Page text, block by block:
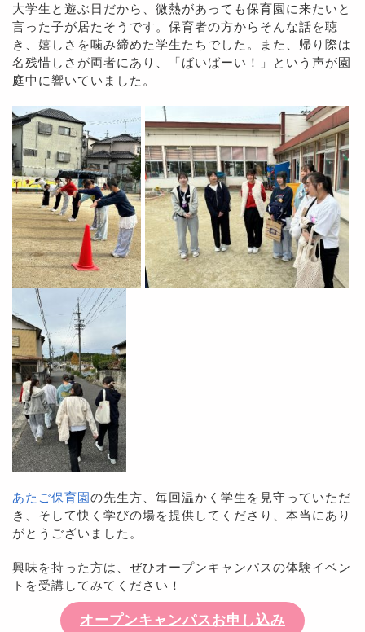
大学生と遊ぶ日だから、微熱があっても保育園に来たいと
言った子が居たそうです。保育者の方からそんな話を聴
き、嬉しさを噛み締めた学生たちでした。また、帰り際は
名残惜しさが両者にあり、「ばいばーい！」という声が園
庭中に響いていました。
あたご保育園の先生方、毎回温かく学生を見守っていただ
き、そして快く学びの場を提供してくださり、本当にあり
がとうございました。
興味を持った方は、ぜひオープンキャンパスの体験イベン
トを受講してみてください！
オープンキャンパスお申し込み